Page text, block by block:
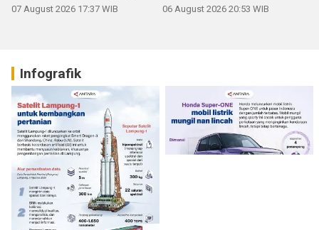
07 August 2026 17:37 WIB 06 August 2026 20:53 WIB
Infografik